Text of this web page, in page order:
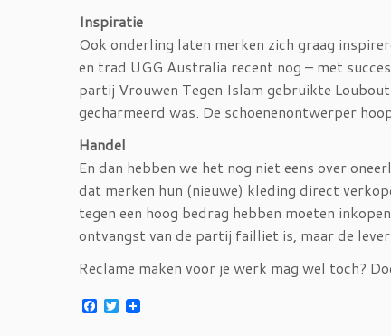
Inspiratie
Ook onderling laten merken zich graag
en trad UGG Australia recent nog – met
partij Vrouwen Tegen Islam gebruikte
gecharmeerd was. De schoenenontwerper
Handel
En dan hebben we het nog niet eens over
dat merken hun (nieuwe) kleding direct
tegen een hoog bedrag hebben moeten
ontvangst van de partij failliet is, maar de
Reclame maken voor je werk mag wel toch?
F
T
w